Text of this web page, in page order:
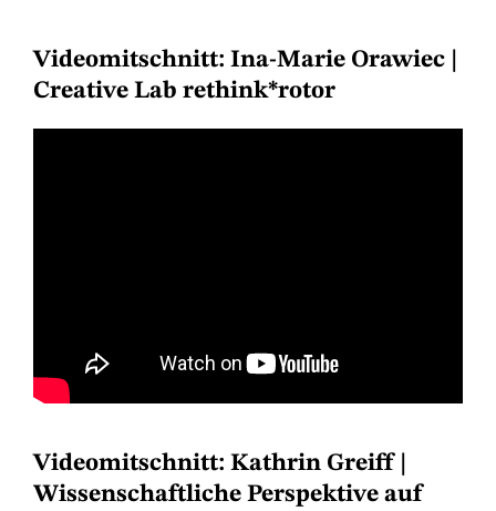
Videomitschnitt: Ina-Marie Orawiec |
Creative Lab rethink*rotor
Videomitschnitt: Kathrin Greiff |
Wissenschaftliche Perspektive auf